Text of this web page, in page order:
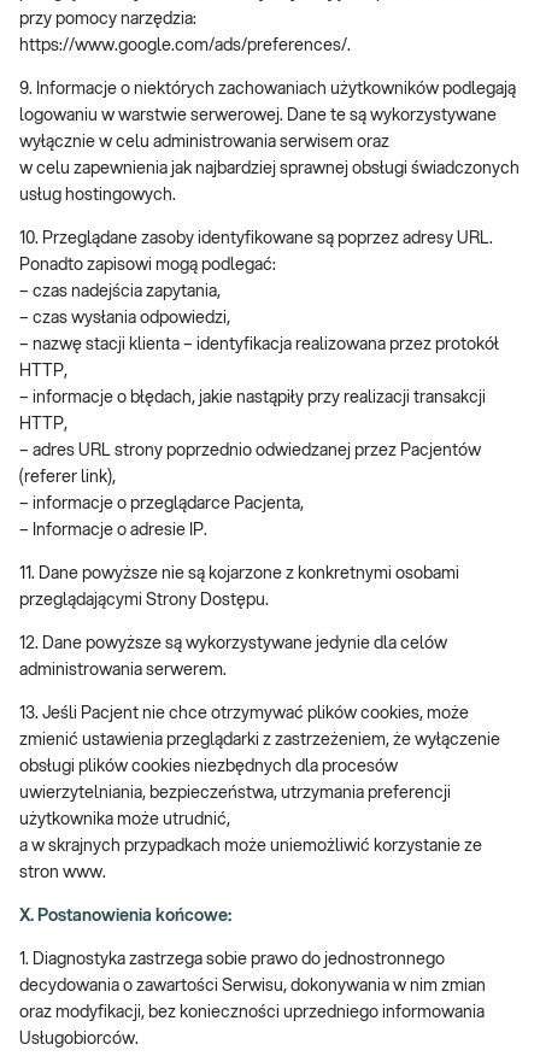
przy pomocy narzędzia:
https://www.google.com/ads/preferences/.
9. Informacje o niektórych zachowaniach użytkowników podlegają
logowaniu w warstwie serwerowej. Dane te są wykorzystywane
wyłącznie w celu administrowania serwisem oraz
w celu zapewnienia jak najbardziej sprawnej obsługi świadczonych
usług hostingowych.
10. Przeglądane zasoby identyfikowane są poprzez adresy URL.
Ponadto zapisowi mogą podlegać:
– czas nadejścia zapytania,
– czas wysłania odpowiedzi,
– nazwę stacji klienta – identyfikacja realizowana przez protokół
HTTP,
– informacje o błędach, jakie nastąpiły przy realizacji transakcji
HTTP,
– adres URL strony poprzednio odwiedzanej przez Pacjentów
(referer link),
– informacje o przeglądarce Pacjenta,
– Informacje o adresie IP.
11. Dane powyższe nie są kojarzone z konkretnymi osobami
przeglądającymi Strony Dostępu.
12. Dane powyższe są wykorzystywane jedynie dla celów
administrowania serwerem.
13. Jeśli Pacjent nie chce otrzymywać plików cookies, może
zmienić ustawienia przeglądarki z zastrzeżeniem, że wyłączenie
obsługi plików cookies niezbędnych dla procesów
uwierzytelniania, bezpieczeństwa, utrzymania preferencji
użytkownika może utrudnić,
a w skrajnych przypadkach może uniemożliwić korzystanie ze
stron www.
X. Postanowienia końcowe:
1. Diagnostyka zastrzega sobie prawo do jednostronnego
decydowania o zawartości Serwisu, dokonywania w nim zmian
oraz modyfikacji, bez konieczności uprzedniego informowania
Usługobiorców.